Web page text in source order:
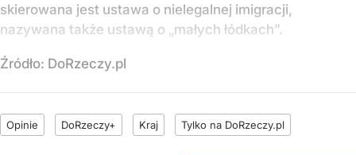
skierowana jest ustawa o nielegalnej imigracji,
nazywana także ustawą o „małych łódkach”.
Źródło: DoRzeczy.pl
Opinie DoRzeczy+ Kraj Tylko na DoRzeczy.pl